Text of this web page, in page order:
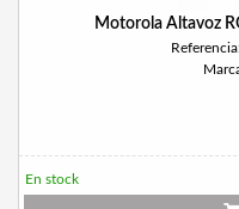
Motorola Altavoz
En stock